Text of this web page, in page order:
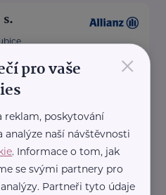
pomohli.
i
pobocky-
×
pro vaše
reklam, poskytování
naší návštěvnosti
. Informace o tom, jak
se svými partnery pro
Partneři tyto údaje